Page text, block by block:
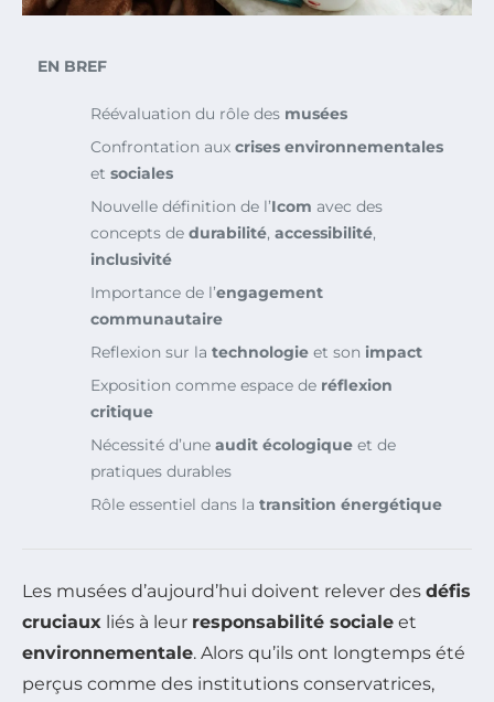
EN BREF
Réévaluation du rôle des musées
Confrontation aux crises environnementales
et sociales
Nouvelle définition de l’Icom avec des
concepts de durabilité, accessibilité,
inclusivité
Importance de l’engagement
communautaire
Reflexion sur la technologie et son impact
Exposition comme espace de réflexion
critique
Nécessité d’une audit écologique et de
pratiques durables
Rôle essentiel dans la transition énergétique
Les musées d’aujourd’hui doivent relever des défis
cruciaux liés à leur responsabilité sociale et
environnementale. Alors qu’ils ont longtemps été
perçus comme des institutions conservatrices,